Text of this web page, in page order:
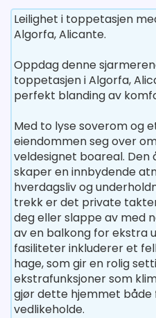
Leilighet i toppetasjen
Algorfa, Alicante.
Oppdag denne
toppetasjen i Algorfa,
perfekt blanding av
Med to lyse soverom og
eiendommen seg over
veldesignet boareal. Den
skaper en innbydende
hverdagsliv og
trekk er det private
deg eller slappe av med
av en balkong for ekstra
fasiliteter inkluderer et
hage, som gir en rolig
ekstrafunksjoner som
gjør dette hjemmet både
vedlikeholde.